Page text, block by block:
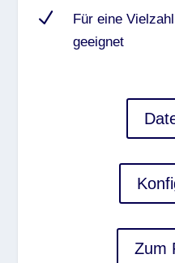
N
Für eine
geeignet
Zum